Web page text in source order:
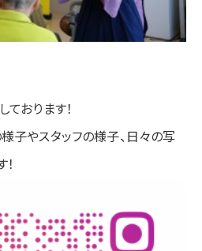
ております！
子やスタッフの様子、日々の写